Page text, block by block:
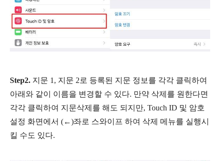
Step2. 지문 1, 지문 2로 등록된 지문 정보를 각각 클릭하여
아래와 같이 이름을 변경할 수 있다. 만약 삭제를 원한다면
각각 클릭하여 지문삭제를 해도 되지만, Touch ID 및 암호
설정 화면에서 (←)좌로 스와이프 하여 삭제 메뉴를 실행시
킬 수도 있다.